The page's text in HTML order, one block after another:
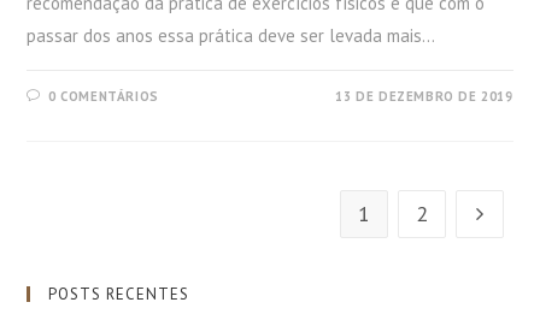
passar dos anos essa prática deve ser levada mais…
0 COMENTÁRIOS 13 DE DEZEMBRO DE 2019
1 2
POSTS RECENTES